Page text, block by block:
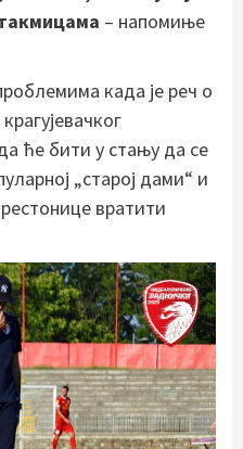
– напомиње
када је реч о
ће бити у стању да се
„старој дами“ и
вратити